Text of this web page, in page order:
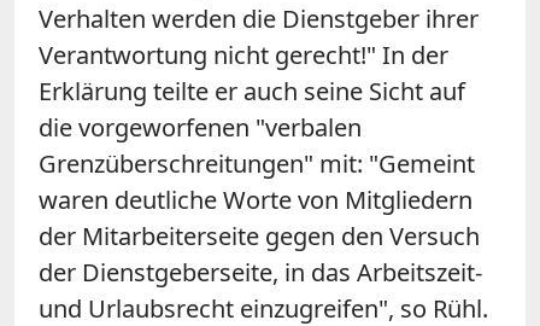
Verhalten werden die Dienstgeber ihrer
Verantwortung nicht gerecht!" In der
Erklärung teilte er auch seine Sicht auf
die vorgeworfenen "verbalen
Grenzüberschreitungen" mit: "Gemeint
waren deutliche Worte von Mitgliedern
der Mitarbeiterseite gegen den Versuch
der Dienstgeberseite, in das Arbeitszeit-
und Urlaubsrecht einzugreifen", so Rühl.